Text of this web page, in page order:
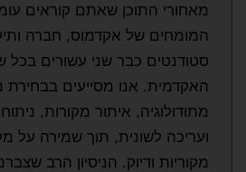
מאחורי התוכן שאתם קוראים
המומחים של אקדמוס, חברה
סטודנטים כבר שני עשורים בכל
האקדמית. אנו מסייעים בבחירת
מתודולוגיה, איתור מקורות,
ועריכה לשונית, תוך שמירה על
מקוריות ודיוק. הניסיון הרב